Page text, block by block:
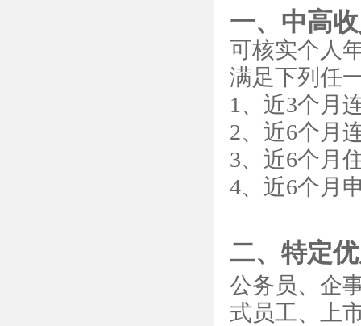
一、中高
可核实个人
满足下列任
1、近3个月
2、近6个月
3、近6个月
4、近6个月
二、特定
公务员、企
式员工、上